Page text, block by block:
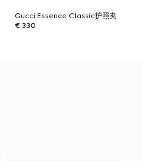
Gucci Essence Classic护照夹
€ 330